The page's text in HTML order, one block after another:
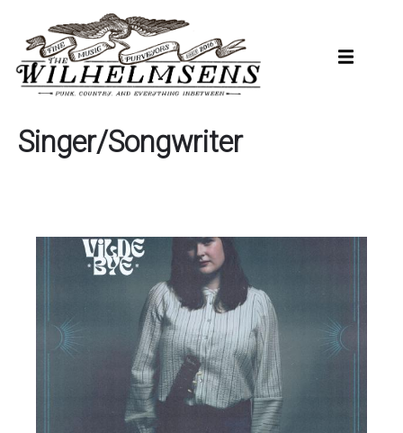
hovedinnhold
Singer/Songwriter